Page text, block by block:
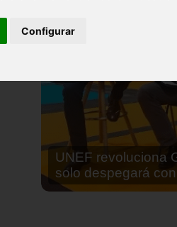
Configurar
En África harán lo
cocinar sus